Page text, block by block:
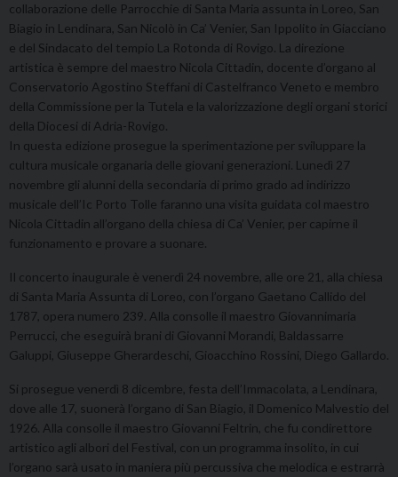
collaborazione delle Parrocchie di Santa Maria assunta in Loreo, San
Biagio in Lendinara, San Nicolò in Ca’ Venier, San Ippolito in Giacciano
e del Sindacato del tempio La Rotonda di Rovigo. La direzione
artistica è sempre del maestro Nicola Cittadin, docente d’organo al
Conservatorio Agostino Steffani di Castelfranco Veneto e membro
della Commissione per la Tutela e la valorizzazione degli organi storici
della Diocesi di Adria-Rovigo.
In questa edizione prosegue la sperimentazione per sviluppare la
cultura musicale organaria delle giovani generazioni. Lunedì 27
novembre gli alunni della secondaria di primo grado ad indirizzo
musicale dell’Ic Porto Tolle faranno una visita guidata col maestro
Nicola Cittadin all’organo della chiesa di Ca’ Venier, per capirne il
funzionamento e provare a suonare.
Il concerto inaugurale è venerdì 24 novembre, alle ore 21, alla chiesa
di Santa Maria Assunta di Loreo, con l’organo Gaetano Callido del
1787, opera numero 239. Alla consolle il maestro Giovannimaria
Perrucci, che eseguirà brani di Giovanni Morandi, Baldassarre
Galuppi, Giuseppe Gherardeschi, Gioacchino Rossini, Diego Gallardo.
Si prosegue venerdì 8 dicembre, festa dell’Immacolata, a Lendinara,
dove alle 17, suonerà l’organo di San Biagio, il Domenico Malvestio del
1926. Alla consolle il maestro Giovanni Feltrin, che fu condirettore
artistico agli albori del Festival, con un programma insolito, in cui
l’organo sarà usato in maniera più percussiva che melodica e estrarrà